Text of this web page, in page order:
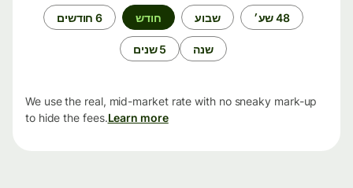
48 שע׳ שבוע חודש 6 חודשים
שנה 5 שנים
We use the real, mid-market rate with no sneaky mark-up
to hide the fees.Learn more